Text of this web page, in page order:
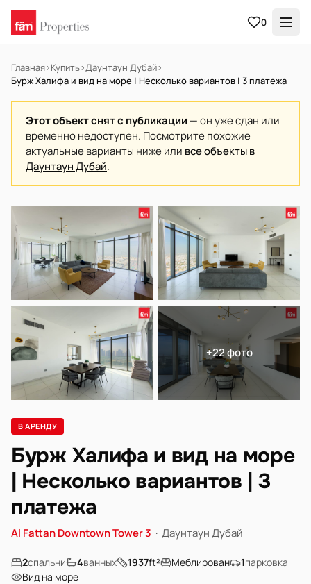
0
Главная›Купить›Даунтаун Дубай›
Бурж Халифа и вид на море | Несколько вариантов | 3 платежа
Этот объект снят с публикации — он уже сдан или
временно недоступен. Посмотрите похожие
актуальные варианты ниже или все объекты в
Даунтаун Дубай.
В АРЕНДУ Готов к заселению
+22 фото
В АРЕНДУ
Бурж Халифа и вид на море
| Несколько вариантов | 3
платежа
Al Fattan Downtown Tower 3 · Даунтаун Дубай
2спальни 4ванных 1937ft² Меблирован 1парковка
Вид на море